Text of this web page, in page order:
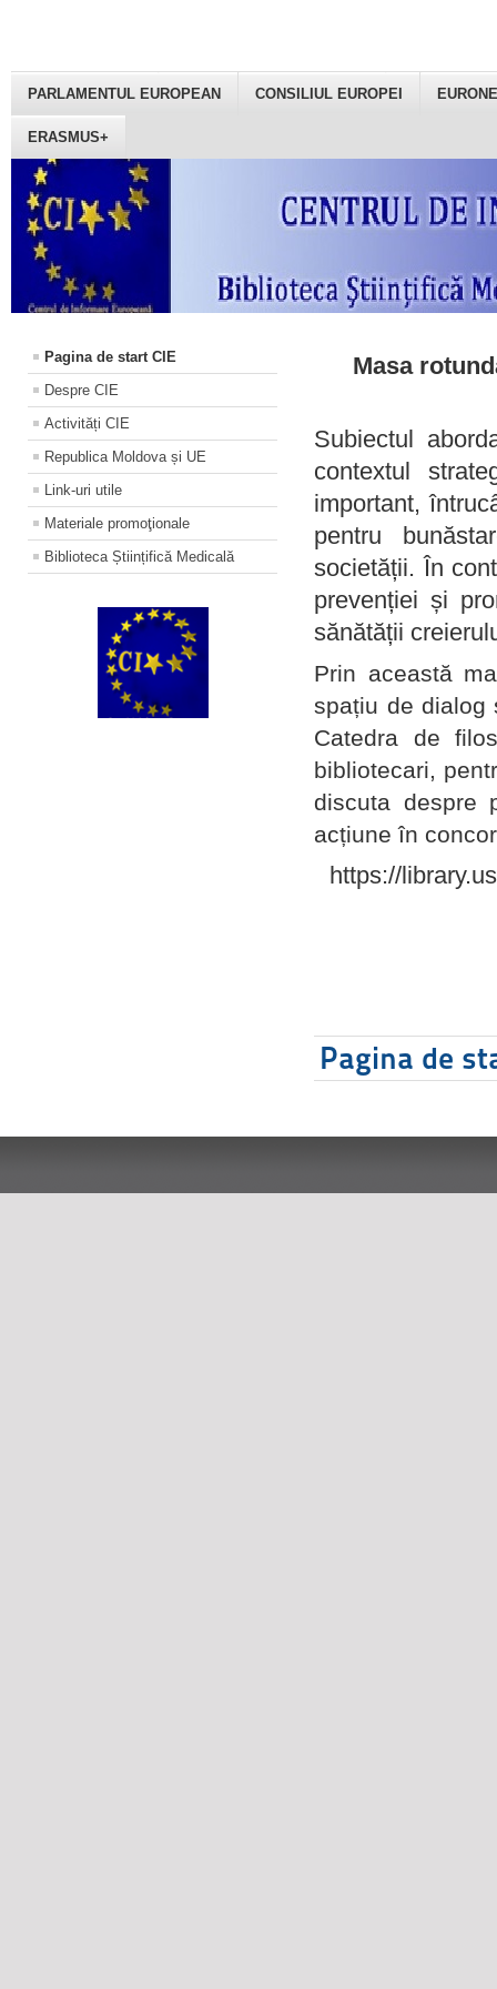
PARLAMENTUL EUROPEAN CONSILIUL EUROPEI
ERASMUS+
Pagina de start CIE
Despre CIE
Activități CIE
Republica Moldova și UE
Link-uri utile
Materiale promoţionale
Biblioteca Științifică Medicală
Masa
Subiectul
contextul
important,
pentru
societății. În
prevenției și
sănătății
Prin această
spațiu de dialog
Catedra de
bibliotecari,
discuta despre
acțiune în
https://
Pagina de